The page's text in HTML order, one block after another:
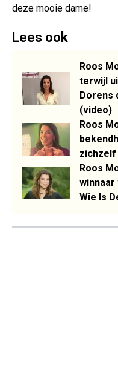
deze mooie dame!
Lees ook
Roos
terwijl
Dorens
(video)
Roos
zichzelf
Roos
winnaar
Wie Is